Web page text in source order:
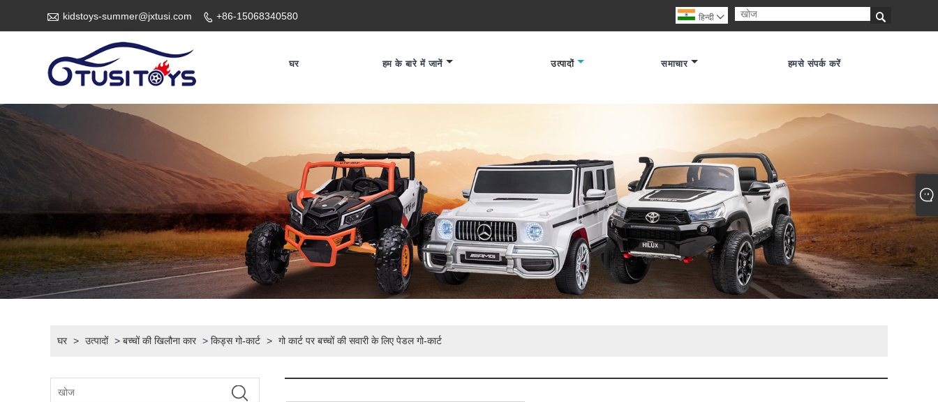
 kidstoys-summer@jxtusi.com  +86-15068340580 
हिन्दी 
घर हम के बारे में जानें उत्पादों समाचार हमसे संपर्क करें
घर > उत्पादों > बच्चों की खिलौना कार > किड्स गो-कार्ट > गो कार्ट पर बच्चों की सवारी के लिए पेडल गो-कार्ट